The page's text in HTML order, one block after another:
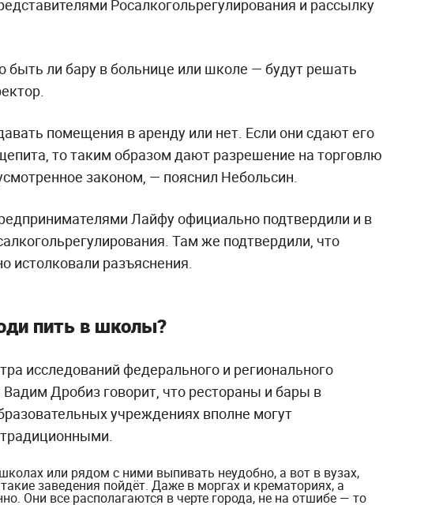
Росалкогольрегулирования и рассылку
быть ли бару в больнице или школе — будут решать
помещения в аренду или нет. Если они сдают его
то таким образом дают разрешение на торговлю
законом, — пояснил Небольсин.
Лайфу официально подтвердили и в
Там же подтвердили, что
истолковали разъяснения.
пить в школы?
исследований федерального и регионального
Дробиз говорит, что рестораны и бары в
учреждениях вполне могут
или рядом с ними выпивать неудобно, а вот в вузах,
заведения пойдёт. Даже в моргах и крематориях, а
Они все располагаются в черте города, не на отшибе — то